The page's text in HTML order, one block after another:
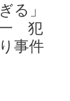
る」
一 犯
事件